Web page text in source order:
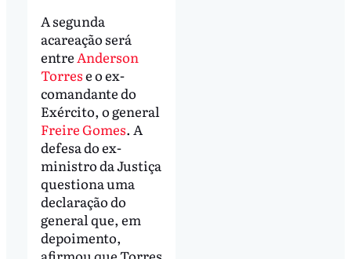
A segunda
acareação será
entre Anderson
Torrese o ex-
comandante do
Exército, o general
Freire Gomes. A
defesa do ex-
ministro da Justiça
questiona uma
declaração do
general que, em
depoimento,